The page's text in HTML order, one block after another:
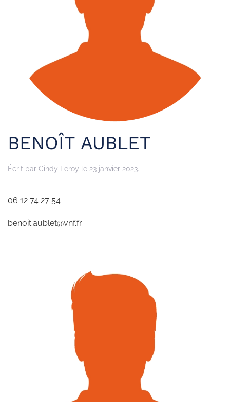
BENOÎT AUBLET
Écrit par Cindy Leroy le 23 janvier 2023.
06 12 74 27 54
benoit.aublet@vnf.fr